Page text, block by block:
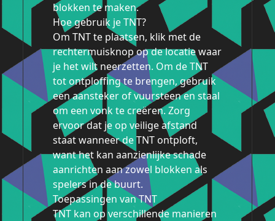
blokken te maken.
Hoe gebruik je TNT?
Om TNT te plaatsen, klik met de
rechtermuisknop op de locatie waar
je het wilt neerzetten. Om de TNT
tot ontploffing te brengen, gebruik
een aansteker of vuursteen en staal
om een vonk te creëren. Zorg
ervoor dat je op veilige afstand
staat wanneer de TNT ontploft,
want het kan aanzienlijke schade
aanrichten aan zowel blokken als
spelers in de buurt.
Toepassingen van TNT
TNT kan op verschillende manieren